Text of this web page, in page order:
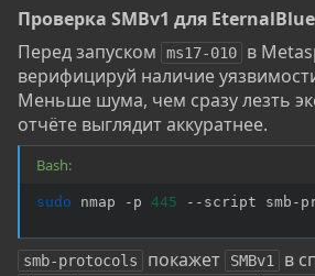
Проверка SMBv1 для EternalBlue
Перед запуском
ms17-010
в
верифицируй наличие
Меньше шума, чем сразу лезть
отчёте выглядит аккуратнее.
Bash:
sudo nmap -p 445 --script smb-
smb-protocols покажет SMBv1 в